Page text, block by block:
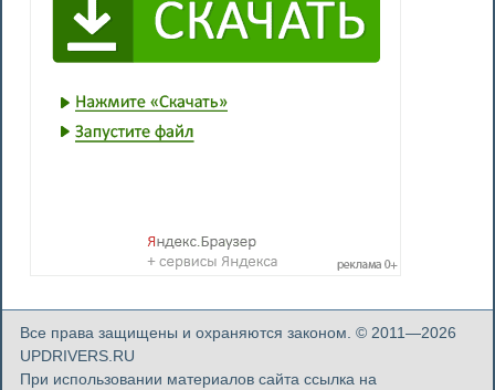
Все права защищены и охраняются законом. © 2011—2026
UPDRIVERS.RU
При использовании материалов сайта ссылка на